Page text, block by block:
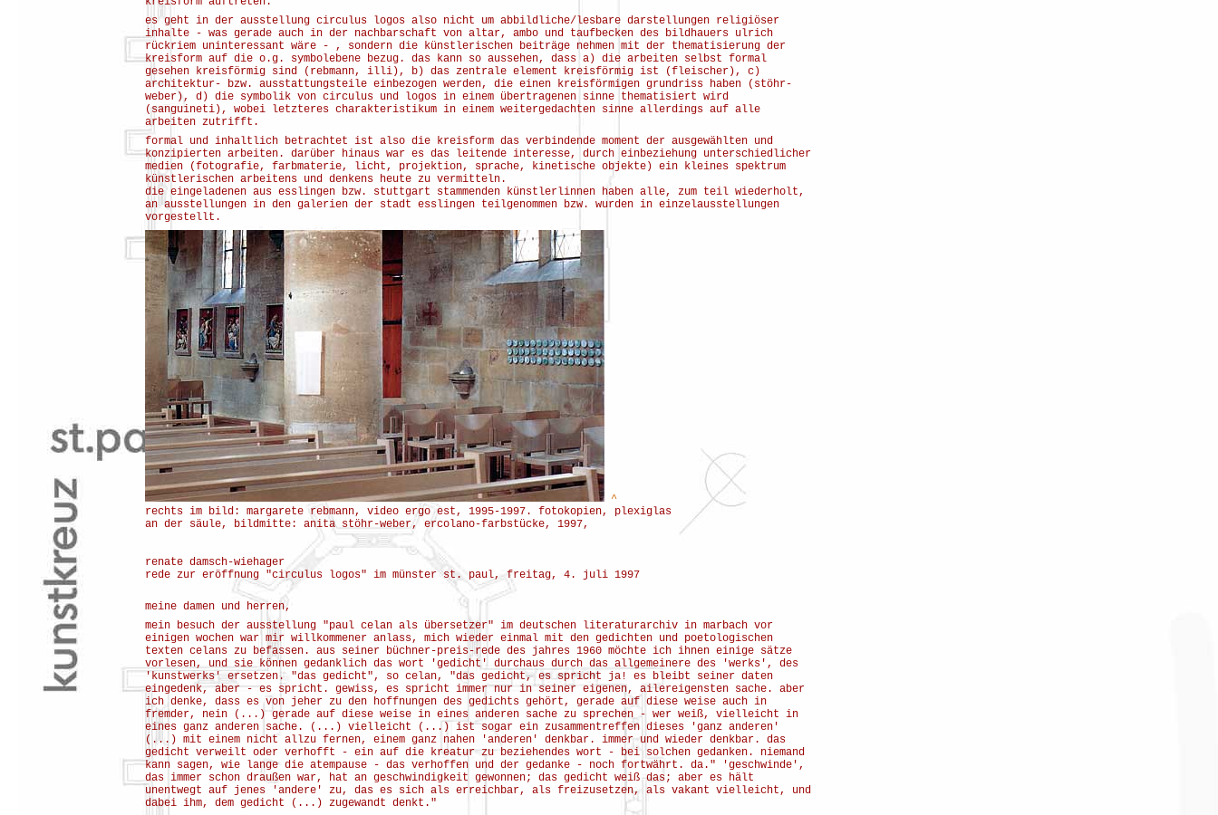
es geht in der ausstellung circulus logos also nicht um abbildliche/lesbare darstellungen religiöser
inhalte - was gerade auch in der nachbarschaft von altar, ambo und taufbecken des bildhauers ulrich
rückriem uninteressant wäre - , sondern die künstlerischen beiträge nehmen mit der thematisierung der
kreisform auf die o.g. symbolebene bezug. das kann so aussehen, dass a) die arbeiten selbst formal
gesehen kreisförmig sind (rebmann, illi), b) das zentrale element kreisförmig ist (fleischer), c)
architektur- bzw. ausstattungsteile einbezogen werden, die einen kreisförmigen grundriss haben (stöhr-
weber), d) die symbolik von circulus und logos in einem übertragenen sinne thematisiert wird
(sanguineti), wobei letzteres charakteristikum in einem weitergedachten sinne allerdings auf alle
arbeiten zutrifft.
formal und inhaltlich betrachtet ist also die kreisform das verbindende moment der ausgewählten und
konzipierten arbeiten. darüber hinaus war es das leitende interesse, durch einbeziehung unterschiedlicher
medien (fotografie, farbmaterie, licht, projektion, sprache, kinetische objekte) ein kleines spektrum
künstlerischen arbeitens und denkens heute zu vermitteln.
die eingeladenen aus esslingen bzw. stuttgart stammenden künstlerlinnen haben alle, zum teil wiederholt,
an ausstellungen in den galerien der stadt esslingen teilgenommen bzw. wurden in einzelausstellungen
vorgestellt.
^
rechts im bild: margarete rebmann, video ergo est, 1995-1997. fotokopien, plexiglas
an der säule, bildmitte: anita stöhr-weber, ercolano-farbstücke, 1997,
renate damsch-wiehager
rede zur eröffnung "circulus logos" im münster st. paul, freitag, 4. juli 1997
meine damen und herren,
mein besuch der ausstellung "paul celan als übersetzer" im deutschen literaturarchiv in marbach vor
einigen wochen war mir willkommener anlass, mich wieder einmal mit den gedichten und poetologischen
texten celans zu befassen. aus seiner büchner-preis-rede des jahres 1960 möchte ich ihnen einige sätze
vorlesen, und sie können gedanklich das wort 'gedicht' durchaus durch das allgemeinere des 'werks', des
'kunstwerks' ersetzen. "das gedicht", so celan, "das gedicht, es spricht ja! es bleibt seiner daten
eingedenk, aber - es spricht. gewiss, es spricht immer nur in seiner eigenen, ailereigensten sache. aber
ich denke, dass es von jeher zu den hoffnungen des gedichts gehört, gerade auf diese weise auch in
fremder, nein (...) gerade auf diese weise in eines anderen sache zu sprechen - wer weiß, vielleicht in
eines ganz anderen sache. (...) vielleicht (...) ist sogar ein zusammentreffen dieses 'ganz anderen'
(...) mit einem nicht allzu fernen, einem ganz nahen 'anderen' denkbar. immer und wieder denkbar. das
gedicht verweilt oder verhofft - ein auf die kreatur zu beziehendes wort - bei solchen gedanken. niemand
kann sagen, wie lange die atempause - das verhoffen und der gedanke - noch fortwährt. da." 'geschwinde',
das immer schon draußen war, hat an geschwindigkeit gewonnen; das gedicht weiß das; aber es hält
unentwegt auf jenes 'andere' zu, das es sich als erreichbar, als freizusetzen, als vakant vielleicht, und
dabei ihm, dem gedicht (...) zugewandt denkt."